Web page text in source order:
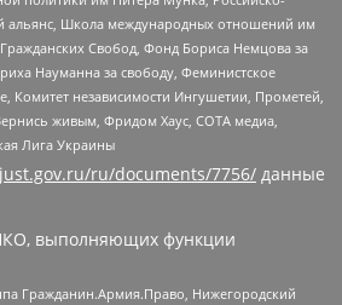
альянс, Школа международных отношений им
Свобод, Фонд Бориса Немцова за
Науманна за свободу, Феминистское
Комитет независимости Ингушетии, Прометей,
живым, Фридом Хаус, СОТА медиа,
Лига Украины
ru/documents/7756/ данные
выполняющих функции
Гражданин.Армия.Право, Нижегородский